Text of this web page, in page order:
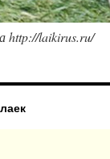
http://laikirus.ru/